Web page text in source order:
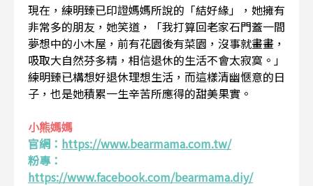
現在，練明臻已印證媽媽所說的「結好緣」，她擁有
非常多的朋友，她笑道，「我打算回老家石門蓋一間
夢想中的小木屋，前有花園後有菜園，沒事就畫畫，
吸取大自然芬多精，相信退休的生活不會太寂寞。」
練明臻已構想好退休理想生活，而這樣清幽愜意的日
子，也是她積累一生辛苦所應得的甜美果實。
小熊媽媽
官網： https://www.bearmama.com.tw/
粉專：
https://www.facebook.com/bearmama.diy/